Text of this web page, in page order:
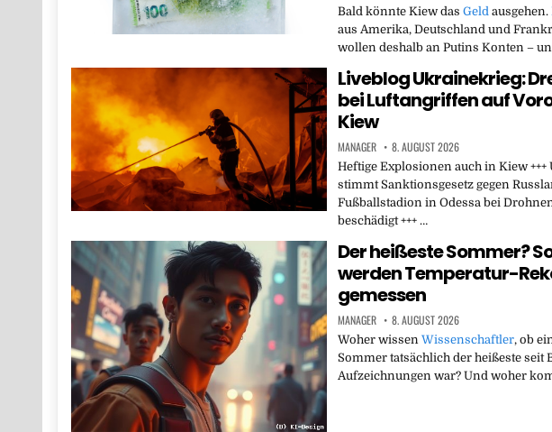
Bald könnte Kiew das Geld ausgehen.
aus Amerika, Deutschland und
wollen deshalb an Putins Konten –
Liveblog Ukrainekrieg:
bei Luftangriffen auf
Kiew
MANAGER 8. AUGUST 2026
Heftige Explosionen auch in Kiew +++
stimmt Sanktionsgesetz gegen
Fußballstadion in Odessa bei
beschädigt +++ …
Der heißeste Sommer?
werden Temperatur-
gemessen
MANAGER 8. AUGUST 2026
Woher wissen Wissenschaftler, ob
Sommer tatsächlich der heißeste seit
Aufzeichnungen war? Und woher